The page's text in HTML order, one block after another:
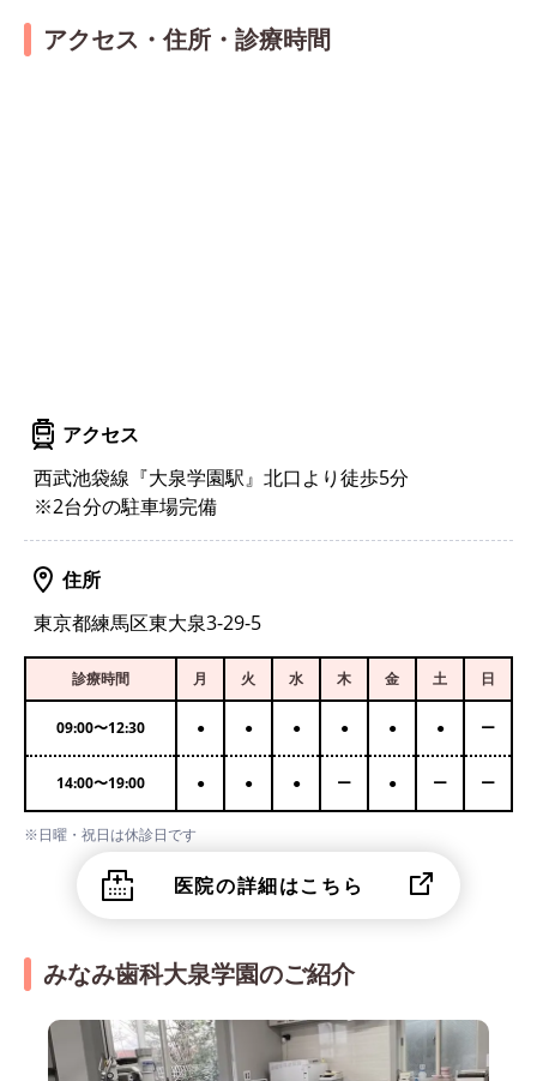
アクセス・住所・診療時間
アクセス
西武池袋線『大泉学園駅』北口より徒歩5分
※2台分の駐車場完備
住所
東京都練馬区東大泉3-29-5
診療時間 月 火 水 木 金 土 日
09:00〜12:30 ● ● ● ● ● ● ー
14:00〜19:00 ● ● ● ー ● ー ー
※日曜・祝日は休診日です
医院の詳細はこちら
みなみ歯科大泉学園のご紹介